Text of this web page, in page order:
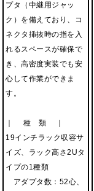
プタ（中継用ジャッ
ク）を備えており、コ
ネクタ挿抜時の指を入
れるスペースが確保で
き、高密度実装でも安
心して作業ができま
す。
｜ 種 類 ｜
19インチラック収容サ
イズ、ラック高さ2Uタ
イプの1種類
アダプタ数：52心、